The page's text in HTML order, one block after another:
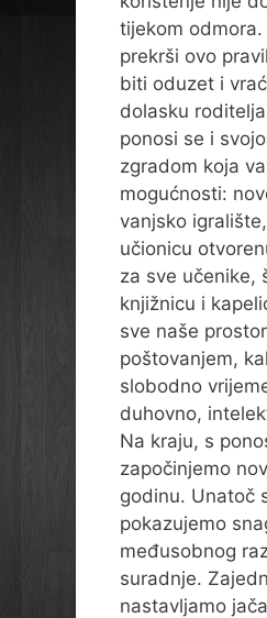
tijekom
prekrši ovo
biti oduzet i
dolasku
ponosi se i
zgradom koja
mogućnosti:
vanjsko
učionicu
za sve učenike,
knjižnicu i
sve naše
poštovanjem,
slobodno
duhovno,
Na kraju, s
započinjemo
godinu. Unatoč
pokazujemo
međusobnog
suradnje.
nastavljamo